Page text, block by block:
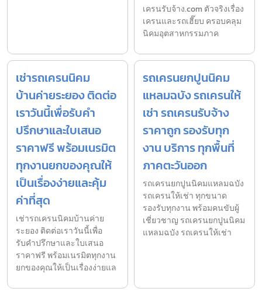
เครนรับจ้าง.com ตัวจริงเรื่อง
เครนและรถเฮี๊ยบ ครอบคลุม
นิคมอุตสาหกรรมภาค
เช่ารถเครนนิคม
บ้านค่ายระยอง ติดต่อ
เราวันนี้เพื่อรับคำ
ปรึกษาและใบเสนอ
ราคาฟรี พร้อมเนรมิต
ทุกงานยกของคุณให้
เป็นเรื่องง่ายและคุ้ม
ค่าที่สุด
เช่ารถเครนนิคมบ้านค่าย
ระยอง ติดต่อเราวันนี้เพื่อ
รับคำปรึกษาและใบเสนอ
ราคาฟรี พร้อมเนรมิตทุกงาน
ยกของคุณให้เป็นเรื่องง่ายแล
รถเครนยกปูนนิคม
แหลมฉบัง รถเครนให้
เช่า รถเครนรับจ้าง
ราคาถูก รองรับทุก
งาน บริการ ทุกพื้นที่
ภาคตะวันออก
รถเครนยกปูนนิคมแหลมฉบัง
รถเครนให้เช่า ทุกขนาด
รองรับทุกงาน พร้อมคนขับผู้
เชี่ยวชาญ รถเครนยกปูนนิคม
แหลมฉบัง รถเครนให้เช่า